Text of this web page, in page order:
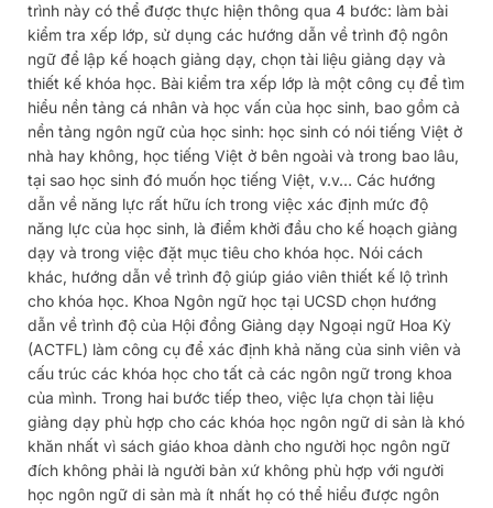
trình này có thể được thực hiện thông qua 4 bước: làm bài
kiểm tra xếp lớp, sử dụng các hướng dẫn về trình độ ngôn
ngữ để lập kế hoạch giảng dạy, chọn tài liệu giảng dạy và
thiết kế khóa học. Bài kiểm tra xếp lớp là một công cụ để tìm
hiểu nền tảng cá nhân và học vấn của học sinh, bao gồm cả
nền tảng ngôn ngữ của học sinh: học sinh có nói tiếng Việt ở
nhà hay không, học tiếng Việt ở bên ngoài và trong bao lâu,
tại sao học sinh đó muốn học tiếng Việt, v.v… Các hướng
dẫn về năng lực rất hữu ích trong việc xác định mức độ
năng lực của học sinh, là điểm khởi đầu cho kế hoạch giảng
dạy và trong việc đặt mục tiêu cho khóa học. Nói cách
khác, hướng dẫn về trình độ giúp giáo viên thiết kế lộ trình
cho khóa học. Khoa Ngôn ngữ học tại UCSD chọn hướng
dẫn về trình độ của Hội đồng Giảng dạy Ngoại ngữ Hoa Kỳ
(ACTFL) làm công cụ để xác định khả năng của sinh viên và
cấu trúc các khóa học cho tất cả các ngôn ngữ trong khoa
của mình. Trong hai bước tiếp theo, việc lựa chọn tài liệu
giảng dạy phù hợp cho các khóa học ngôn ngữ di sản là khó
khăn nhất vì sách giáo khoa dành cho người học ngôn ngữ
đích không phải là người bản xứ không phù hợp với người
học ngôn ngữ di sản mà ít nhất họ có thể hiểu được ngôn